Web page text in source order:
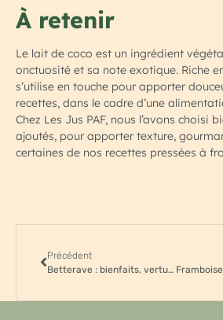
À retenir
Le lait de coco est un ingrédient
onctuosité et sa note exotique. Riche
s’utilise en touche pour apporter
recettes, dans le cadre d’une
Chez Les Jus PAF, nous l’avons choisi
ajoutés, pour apporter texture,
certaines de nos recettes pressées à
Précédent
Betterave : bienfaits, vertus et propriétés pour la santé